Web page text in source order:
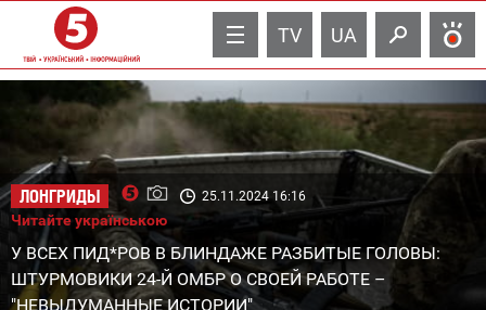
TV UA
ЛОНГРИДЫ 25.11.2024 16:16
Читайте українською
У ВСЕХ ПИД*РОВ В БЛИНДАЖЕ РАЗБИТЫЕ ГОЛОВЫ:
ШТУРМОВИКИ 24-Й ОМБР О СВОЕЙ РАБОТЕ –
"НЕВЫДУМАННЫЕ ИСТОРИИ"